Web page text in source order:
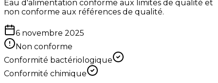
Eau d'alimentation conforme aux limites de qualité et
non conforme aux références de qualité.
6 novembre 2025
Non conforme
Conformité bactériologique
Conformité chimique